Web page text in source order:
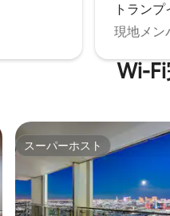
トラン
現地メン
Wi-
スーパーホスト
スーパーホスト